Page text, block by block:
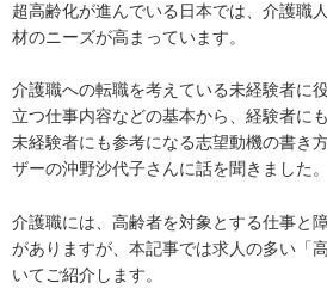
超高齢化が進んでいる日本では、介護職人
材のニーズが高まっています。
介護職への転職を考えている未経験者に
立つ仕事内容などの基本から、経験者にも
未経験者にも参考になる志望動機の書き
ザーの沖野沙代子さんに話を聞きました。
介護職には、高齢者を対象とする仕事と
がありますが、本記事では求人の多い「
いてご紹介します。